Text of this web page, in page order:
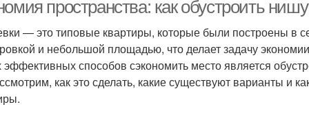
пространства: как обустроить
— это типовые квартиры, которые были построены в
и небольшой площадью, что делает задачу
способов сэкономить место является
как это сделать, какие существуют варианты и